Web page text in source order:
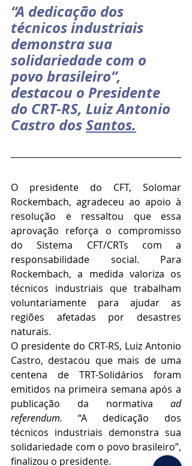
“A dedicação dos
técnicos industriais
demonstra sua
solidariedade com o
povo brasileiro”,
destacou o Presidente
do CRT-RS, Luiz Antonio
Castro dos Santos.
O presidente do CFT, Solomar
Rockembach, agradeceu ao apoio à
resolução e ressaltou que essa
aprovação reforça o compromisso
do Sistema CFT/CRTs com a
responsabilidade social. Para
Rockembach, a medida valoriza os
técnicos industriais que trabalham
voluntariamente para ajudar as
regiões afetadas por desastres
naturais.
O presidente do CRT-RS, Luiz Antonio
Castro, destacou que mais de uma
centena de TRT-Solidários foram
emitidos na primeira semana após a
publicação da normativa ad
referendum. “A dedicação dos
técnicos industriais demonstra sua
solidariedade com o povo brasileiro”,
finalizou o presidente.